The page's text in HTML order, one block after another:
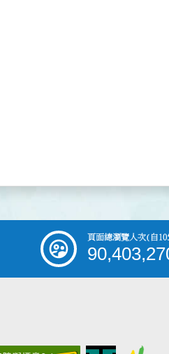
頁面總瀏覽人次(自